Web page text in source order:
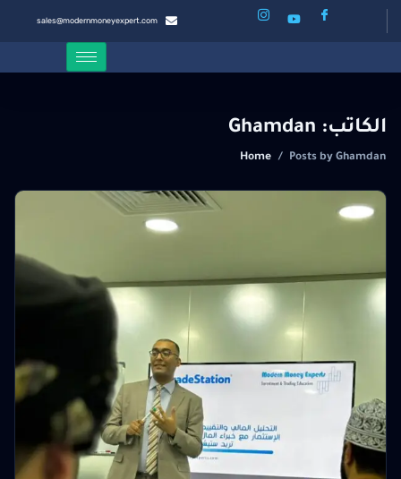
sales@modernmoneyexpert.com
الكاتب: Ghamdan
Home / Posts by Ghamdan